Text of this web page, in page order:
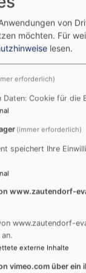
von
möchten. Für
lesen.
erforderlich)
Daten: Cookie für die
(immer erforderlich)
speichert Ihre
www.zautendorf-
www.zautendorf-
externe Inhalte
vimeo.com über ein